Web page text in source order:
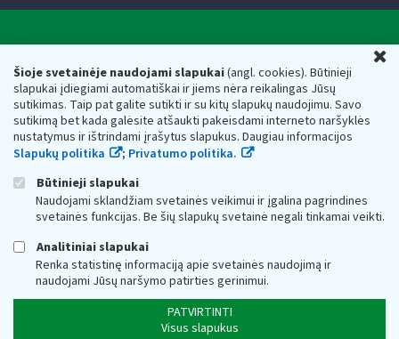
Šioje svetainėje naudojami slapukai(angl. cookies). Būtinieji
slapukai įdiegiami automatiškai ir jiems nėra reikalingas Jūsų
sutikimas. Taip pat galite sutikti ir su kitų slapukų naudojimu. Savo
sutikimą bet kada galėsite atšaukti pakeisdami interneto naršyklės
nustatymus ir ištrindami įrašytus slapukus. Daugiau informacijos
Slapukų politika
; Privatumo politika.
Būtinieji slapukai
Naudojami sklandžiam svetainės veikimui ir įgalina pagrindines
svetainės funkcijas. Be šių slapukų svetainė negali tinkamai veikti.
Analitiniai slapukai
Renka statistinę informaciją apie svetainės naudojimą ir
naudojami Jūsų naršymo patirties gerinimui.
PATVIRTINTI
Visus slapukus
Respublikos finansų ministerijos
Biudžetinė įstaiga. Juridinio asmens kodas — 188659752,
adresas: Vasario 16-osios g. 14, 01107 Vilnius, Lietuva, el.paštas:
vmi@vmi.lt, E. pristatymo dėžutės adresas 188659752
Duomenys apie Valstybinę mokesčių inspekciją prie Lietuvos
Respublikos finansų ministerijos kaupiami ir saugomi Juridinių